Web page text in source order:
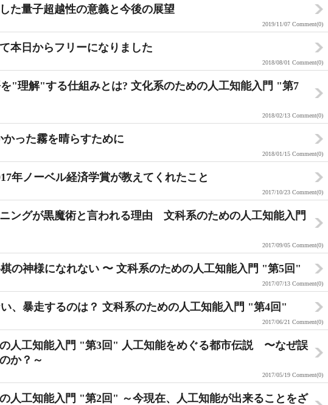
た量子超越性の意義と今後の展望
2019/11/07 Comment(0)
本日からフリーになりました
2018/08/01 Comment(0)
"理解"する仕組みとは? 文化系のための人工知能入門 "第7
2018/02/13 Comment(0)
かった霧を晴らすために
2018/01/15 Comment(0)
年ノーベル経済学賞が教えてくれたこと
2017/10/23 Comment(0)
ングが黒魔術と言われる理由 文科系のための人工知能入門
2017/09/05 Comment(0)
の神様になれない 〜 文科系のための人工知能入門 "第5回"
2017/07/13 Comment(0)
、暴走するのは？ 文科系のための人工知能入門 "第4回"
2017/06/21 Comment(0)
人工知能入門 "第3回" 人工知能をめぐる都市伝説 〜なぜ誤
か？～
2017/05/19 Comment(0)
人工知能入門 "第2回" ～今現在、人工知能が出来ることをざ